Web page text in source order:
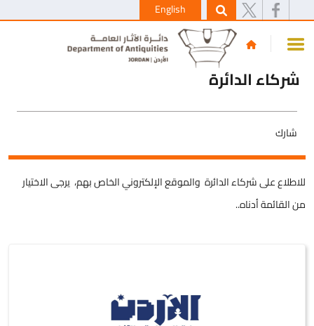
English
شركاء الدائرة
شارك
للاطلاع على شركاء الدائرة والموقع الإلكتروني الخاص بهم، يرجى الاختيار
من القائمة أدناه..